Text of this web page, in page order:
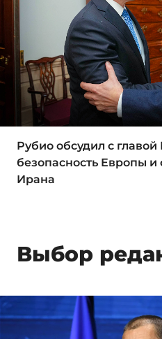
Рубио обсудил с
безопасность Европы и
Ирана
Выбор